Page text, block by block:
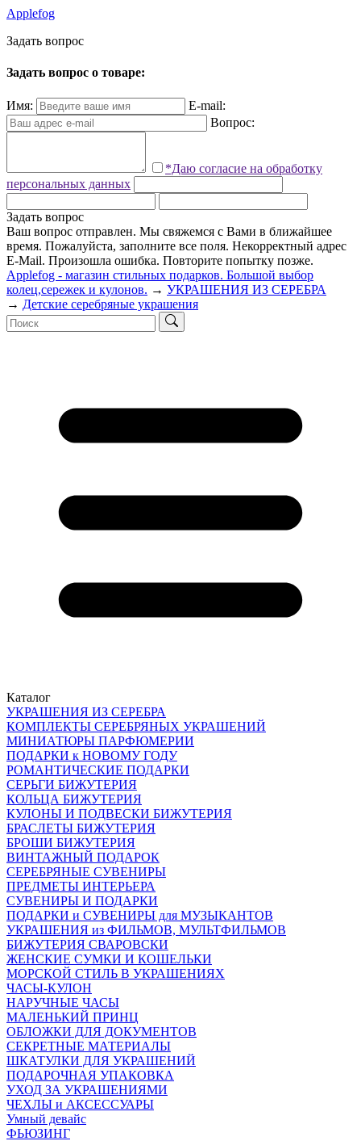
Applefog
Задать вопрос
Задать вопрос о товаре:
Имя:
E-mail:
Вопрос:
*Даю согласие на обработку
персональных данных
Задать вопрос
Ваш вопрос отправлен. Мы свяжемся с Вами в ближайшее
время. Пожалуйста, заполните все поля. Некорректный адрес
E-Mail. Произошла ошибка. Повторите попытку позже.
Applefog - магазин стильных подарков. Большой выбор
колец,сережек и кулонов. → УКРАШЕНИЯ ИЗ СЕРЕБРА
→ Детские серебряные украшения
Каталог
УКРАШЕНИЯ ИЗ СЕРЕБРА
КОМПЛЕКТЫ СЕРЕБРЯНЫХ УКРАШЕНИЙ
МИНИАТЮРЫ ПАРФЮМЕРИИ
ПОДАРКИ к НОВОМУ ГОДУ
РОМАНТИЧЕСКИЕ ПОДАРКИ
СЕРЬГИ БИЖУТЕРИЯ
КОЛЬЦА БИЖУТЕРИЯ
КУЛОНЫ И ПОДВЕСКИ БИЖУТЕРИЯ
БРАСЛЕТЫ БИЖУТЕРИЯ
БРОШИ БИЖУТЕРИЯ
ВИНТАЖНЫЙ ПОДАРОК
СЕРЕБРЯНЫЕ СУВЕНИРЫ
ПРЕДМЕТЫ ИНТЕРЬЕРА
СУВЕНИРЫ И ПОДАРКИ
ПОДАРКИ и СУВЕНИРЫ для МУЗЫКАНТОВ
УКРАШЕНИЯ из ФИЛЬМОВ, МУЛЬТФИЛЬМОВ
БИЖУТЕРИЯ СВАРОВСКИ
ЖЕНСКИЕ СУМКИ И КОШЕЛЬКИ
МОРСКОЙ СТИЛЬ В УКРАШЕНИЯХ
ЧАСЫ-КУЛОН
НАРУЧНЫЕ ЧАСЫ
МАЛЕНЬКИЙ ПРИНЦ
ОБЛОЖКИ ДЛЯ ДОКУМЕНТОВ
СЕКРЕТНЫЕ МАТЕРИАЛЫ
ШКАТУЛКИ ДЛЯ УКРАШЕНИЙ
ПОДАРОЧНАЯ УПАКОВКА
УХОД ЗА УКРАШЕНИЯМИ
ЧEХЛЫ и АКСЕССУАРЫ
Умный девайс
ФЬЮЗИНГ